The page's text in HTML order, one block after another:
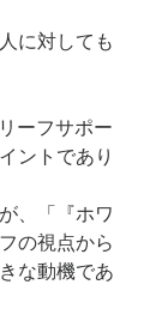
に対しても
ーフサポー
ントであり
、「『ホワ
の視点から
な動機であ